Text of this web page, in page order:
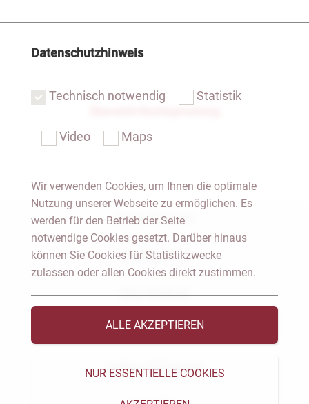
Notar Dresden
Fachgebiete
Das Notariat
Vorträge & Veröffentlichungen
Videos & Podcast
Datenschutzhinweis
Technisch notwendig Statistik
Video Maps
Wir verwenden Cookies, um Ihnen die optimale
Nutzung unserer Webseite zu ermöglichen. Es
werden für den Betrieb der Seite
notwendige Cookies gesetzt. Darüber hinaus
können Sie Cookies für Statistikzwecke
zulassen oder allen Cookies direkt zustimmen.
ALLE AKZEPTIEREN
NUR ESSENTIELLE COOKIES